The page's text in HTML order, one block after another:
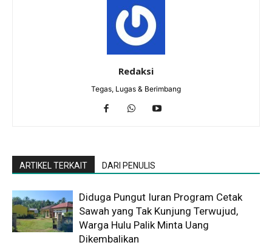
Redaksi
Tegas, Lugas & Berimbang
ARTIKEL TERKAIT DARI PENULIS
Diduga Pungut Iuran Program Cetak
Sawah yang Tak Kunjung Terwujud,
Warga Hulu Palik Minta Uang
Dikembalikan